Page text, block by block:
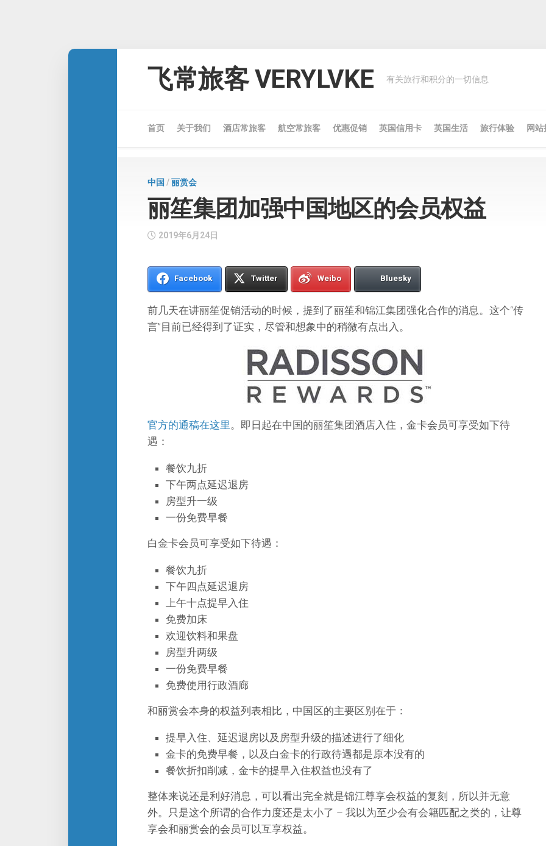
飞常旅客 VERYLVKE 有关旅行和积分的一切信息
首页 关于我们 酒店常旅客 航空常旅客 优惠促销 英国信用卡 英国生活 旅行体验 网
中国 /丽赏会
丽笙集团加强中国地区的会员权益
2019年6月24日
Facebook Twitter Weibo Bluesky
前几天在讲丽笙促销活动的时候，提到了丽笙和锦江集团强化合作的消息。这个“传
言”目前已经得到了证实，尽管和想象中的稍微有点出入。
官方的通稿在这里。即日起在中国的丽笙集团酒店入住，金卡会员可享受如下待
遇：
餐饮九折
下午两点延迟退房
房型升一级
一份免费早餐
白金卡会员可享受如下待遇：
餐饮九折
下午四点延迟退房
上午十点提早入住
免费加床
欢迎饮料和果盘
房型升两级
一份免费早餐
免费使用行政酒廊
和丽赏会本身的权益列表相比，中国区的主要区别在于：
提早入住、延迟退房以及房型升级的描述进行了细化
金卡的免费早餐，以及白金卡的行政待遇都是原本没有的
餐饮折扣削减，金卡的提早入住权益也没有了
整体来说还是利好消息，可以看出完全就是锦江尊享会权益的复刻，所以并无意
外。只是这个所谓的合作力度还是太小了 – 我以为至少会有会籍匹配之类的，让尊
享会和丽赏会的会员可以互享权益。